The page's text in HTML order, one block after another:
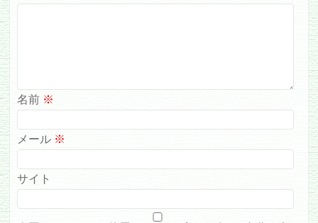
名前 ※
メール ※
サイト